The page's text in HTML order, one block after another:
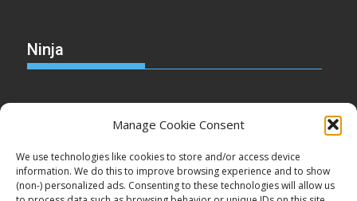
Manage Cookie Consent
We use technologies like cookies to store and/or access device
information. We do this to improve browsing experience and to show
(non-) personalized ads. Consenting to these technologies will allow us
Ninja